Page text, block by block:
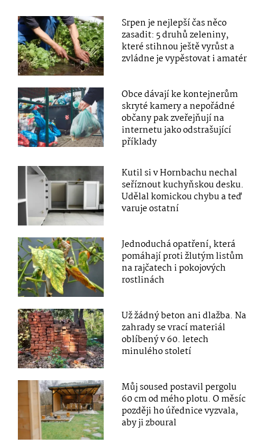
Srpen je nejlepší čas něco
zasadit: 5 druhů zeleniny,
které stihnou ještě vyrůst a
zvládne je vypěstovat i amatér
Obce dávají ke kontejnerům
skryté kamery a nepořádné
občany pak zveřejňují na
internetu jako odstrašující
příklady
Kutil si v Hornbachu nechal
seříznout kuchyňskou desku.
Udělal komickou chybu a teď
varuje ostatní
Jednoduchá opatření, která
pomáhají proti žlutým listům
na rajčatech i pokojových
rostlinách
Už žádný beton ani dlažba. Na
zahrady se vrací materiál
oblíbený v 60. letech
minulého století
Můj soused postavil pergolu
60 cm od mého plotu. O měsíc
později ho úřednice vyzvala,
aby ji zboural